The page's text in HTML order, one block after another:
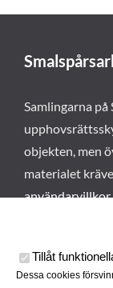
Samlingarna
objekten, men
materialet
användarvillkor
Tillåt
Dessa cookies